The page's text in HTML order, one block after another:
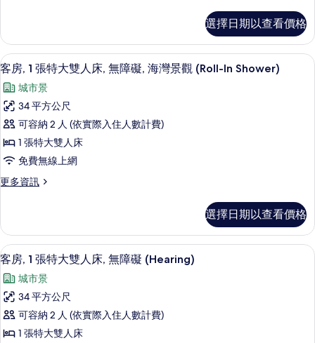
View,
Hearing)
的
所
有
相
片
Queen
Beds,
Accessible
View,
Hearing)
的
詳
情
選擇日期以查看價格
顯
示
客
房,
1
張
特
大
人
床,
無
障
礙,
海
灣
客房內保險箱、書桌、隔音、熨斗/熨
3
客房, 1 張特大雙人床, 無障礙, 海灣景觀 (Roll-In Shower)
城市景
34 平方公尺
可容納 2 人 (依實際入住人數計費)
1 張特大雙人床
免費無線上網
更多資訊
更
1
張
特
雙
人
床,
無
障
選擇日期以查看價格
顯
示
客
房,
1
客房內保險箱、書桌、隔音、熨斗/熨
5
客房, 1 張特大雙人床, 無障礙 (Hearing)
城市景
34 平方公尺
可容納 2 人 (依實際入住人數計費)
1 張特大雙人床